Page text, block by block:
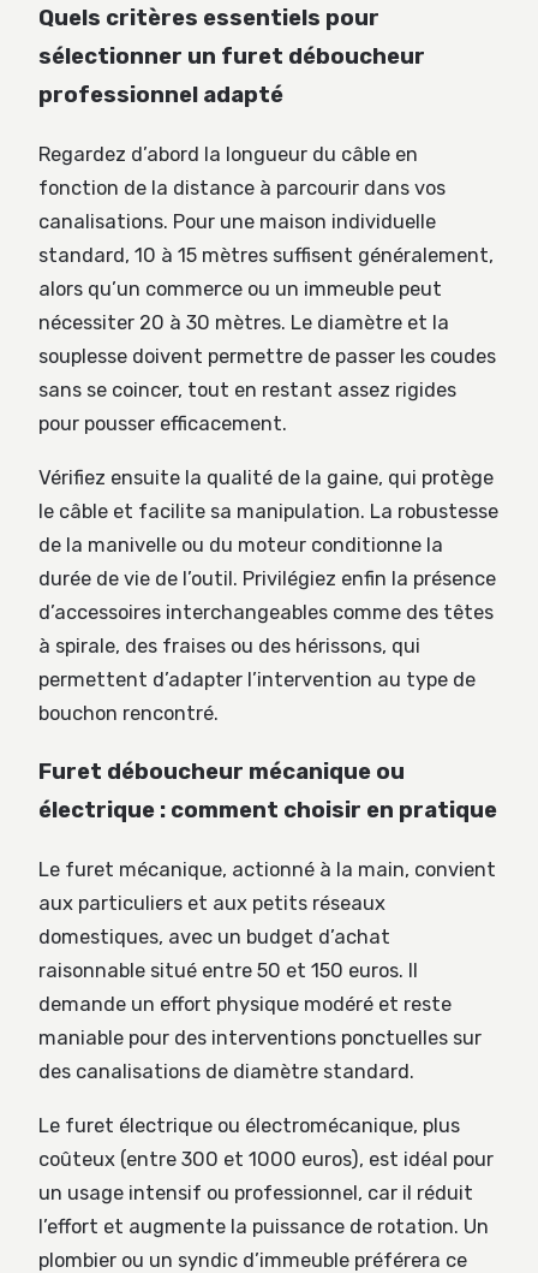
Quels critères essentiels pour
sélectionner un furet déboucheur
professionnel adapté
Regardez d’abord la longueur du câble en
fonction de la distance à parcourir dans vos
canalisations. Pour une maison individuelle
standard, 10 à 15 mètres suffisent généralement,
alors qu’un commerce ou un immeuble peut
nécessiter 20 à 30 mètres. Le diamètre et la
souplesse doivent permettre de passer les coudes
sans se coincer, tout en restant assez rigides
pour pousser efficacement.
Vérifiez ensuite la qualité de la gaine, qui protège
le câble et facilite sa manipulation. La robustesse
de la manivelle ou du moteur conditionne la
durée de vie de l’outil. Privilégiez enfin la présence
d’accessoires interchangeables comme des têtes
à spirale, des fraises ou des hérissons, qui
permettent d’adapter l’intervention au type de
bouchon rencontré.
Furet déboucheur mécanique ou
électrique : comment choisir en pratique
Le furet mécanique, actionné à la main, convient
aux particuliers et aux petits réseaux
domestiques, avec un budget d’achat
raisonnable situé entre 50 et 150 euros. Il
demande un effort physique modéré et reste
maniable pour des interventions ponctuelles sur
des canalisations de diamètre standard.
Le furet électrique ou électromécanique, plus
coûteux (entre 300 et 1000 euros), est idéal pour
un usage intensif ou professionnel, car il réduit
l’effort et augmente la puissance de rotation. Un
plombier ou un syndic d’immeuble préférera ce